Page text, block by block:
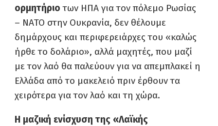
ορμητήριο των ΗΠΑ για τον πόλεμο Ρωσίας
– ΝΑΤΟ στην Ουκρανία, δεν θέλουμε
δημάρχους και περιφερειάρχες του «καλώς
ήρθε το δολάριο», αλλά μαχητές, που μαζί
με τον λαό θα παλεύουν για να απεμπλακεί η
Ελλάδα από το μακελειό πριν έρθουν τα
χειρότερα για τον λαό και τη χώρα.
Η μαζική ενίσχυση της «Λαϊκής